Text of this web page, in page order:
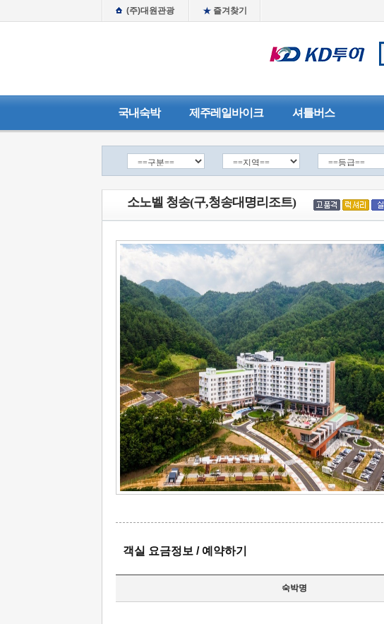
(주)대원관광 즐겨찾기
국내숙박 제주레일바이크 셔틀버스
소노벨 청송(구,청송대명리조트)
객실 요금정보 / 예약하기
숙박명